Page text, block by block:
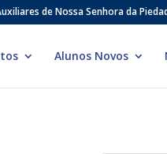
de Nossa Senhora da
Alunos Novos